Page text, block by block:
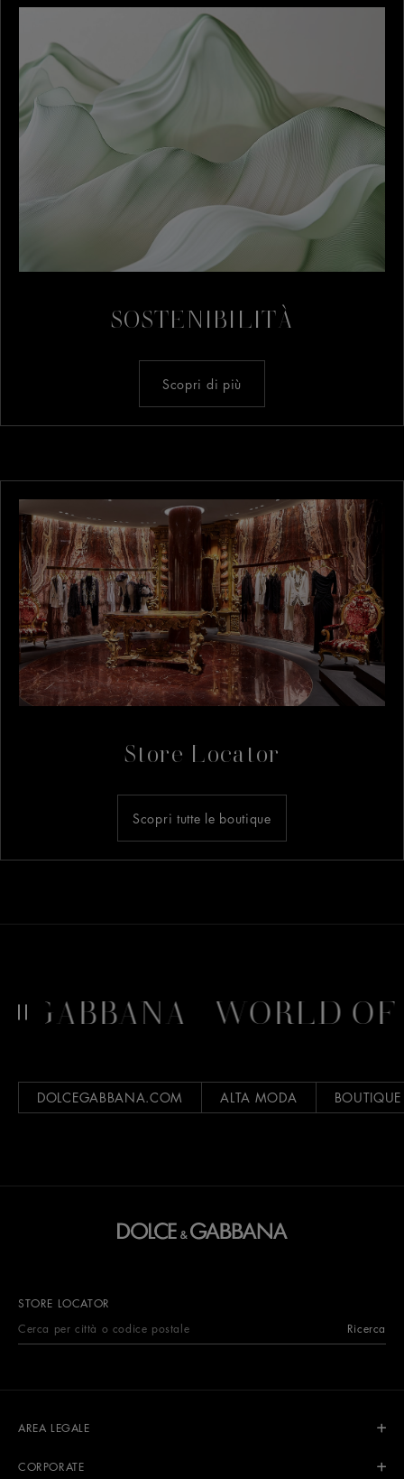
SOSTENIBILITÀ
Scopri di più
Store Locator
Scopri tutte le boutique
WORLD OF
DOLCEGABBANA.COM ALTA MODA BOUTIQUE
STORE LOCATOR
Ricerca
AREA LEGALE
CORPORATE